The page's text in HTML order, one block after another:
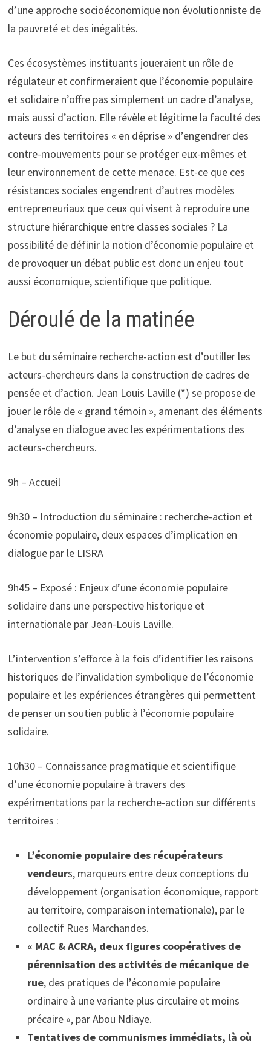
d’une approche socioéconomique non évolutionniste de
la pauvreté et des inégalités.
Ces écosystèmes instituants joueraient un rôle de
régulateur et confirmeraient que l’économie populaire
et solidaire n’offre pas simplement un cadre d’analyse,
mais aussi d’action. Elle révèle et légitime la faculté des
acteurs des territoires « en déprise » d’engendrer des
contre-mouvements pour se protéger eux-mêmes et
leur environnement de cette menace. Est-ce que ces
résistances sociales engendrent d’autres modèles
entrepreneuriaux que ceux qui visent à reproduire une
structure hiérarchique entre classes sociales ? La
possibilité de définir la notion d’économie populaire et
de provoquer un débat public est donc un enjeu tout
aussi économique, scientifique que politique.
Déroulé de la matinée
Le but du séminaire recherche-action est d’outiller les
acteurs-chercheurs dans la construction de cadres de
pensée et d’action. Jean Louis Laville (*) se propose de
jouer le rôle de « grand témoin », amenant des éléments
d’analyse en dialogue avec les expérimentations des
acteurs-chercheurs.
9h – Accueil
9h30 – Introduction du séminaire : recherche-action et
économie populaire, deux espaces d’implication en
dialogue par le LISRA
9h45 – Exposé : Enjeux d’une économie populaire
solidaire dans une perspective historique et
internationale par Jean-Louis Laville.
L’intervention s’efforce à la fois d’identifier les raisons
historiques de l’invalidation symbolique de l’économie
populaire et les expériences étrangères qui permettent
de penser un soutien public à l’économie populaire
solidaire.
10h30 – Connaissance pragmatique et scientifique
d’une économie populaire à travers des
expérimentations par la recherche-action sur différents
territoires :
L’économie populaire des récupérateurs
vendeurs, marqueurs entre deux conceptions du
développement (organisation économique, rapport
au territoire, comparaison internationale), par le
collectif Rues Marchandes.
« MAC & ACRA, deux figures coopératives de
pérennisation des activités de mécanique de
rue, des pratiques de l’économie populaire
ordinaire à une variante plus circulaire et moins
précaire », par Abou Ndiaye.
Tentatives de communismes immédiats, là où